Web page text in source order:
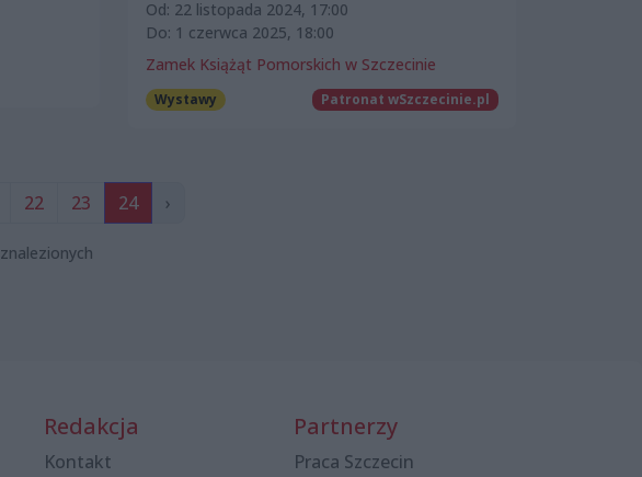
Od: 22 listopada 2024, 17:00
Do: 1 czerwca 2025, 18:00
Zamek Książąt Pomorskich w Szczecinie
Wystawy Patronat wSzczecinie.pl
22 23 24 ›
znalezionych
Redakcja
Kontakt
Partnerzy
Praca Szczecin